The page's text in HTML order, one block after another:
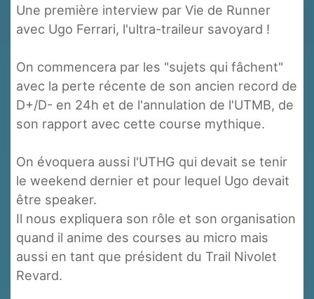
Une première interview par Vie de Runner
avec Ugo Ferrari, l'ultra-traileur savoyard !
On commencera par les "sujets qui fâchent"
avec la perte récente de son ancien record de
D+/D- en 24h et de l'annulation de l'UTMB, de
son rapport avec cette course mythique.
On évoquera aussi l'UTHG qui devait se tenir
le weekend dernier et pour lequel Ugo devait
être speaker.
Il nous expliquera son rôle et son organisation
quand il anime des courses au micro mais
aussi en tant que président du Trail Nivolet
Revard.